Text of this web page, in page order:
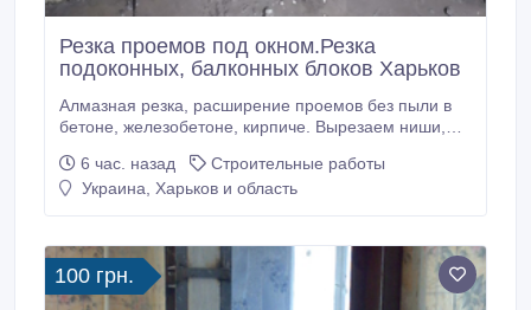
Резка проемов под окном.Резка
подоконных, балконных блоков Харьков
Алмазная резка, расширение проемов без пыли в
бетоне, железобетоне, кирпиче. Вырезаем ниши,
ниши под радиаторы отопления, электрику,
сантехнику. Вырезаем подоконные блоки, выходы
6 час. назад
Строительные работы
Украина, Харьков и область
100 грн.